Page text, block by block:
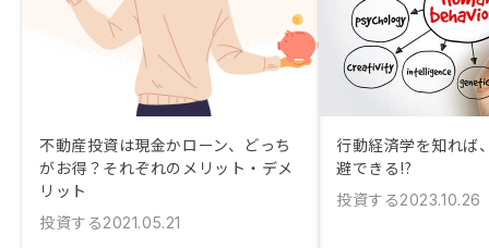
不動産投資は現金かローン、どっち
がお得？それぞれのメリット・デメ
リット
投資する2021.05.21
行動経済学を知れば
避できる!?
投資する2023.10.26